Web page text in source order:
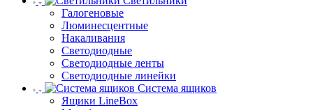
Галогеновые
Люминесцентные
Накаливания
Светодиодные
Светодиодные ленты
Светодиодные линейки
Система ящиков
Ящики LineBox